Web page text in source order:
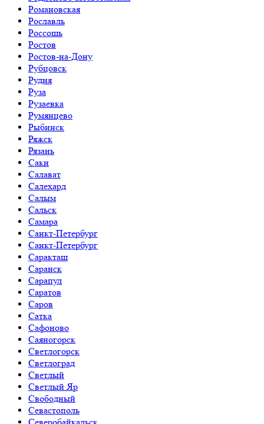
Романовская
Рославль
Россошь
Ростов
Ростов-на-Дону
Рубцовск
Рудня
Руза
Рузаевка
Румянцево
Рыбинск
Ряжск
Рязань
Саки
Салават
Салехард
Салым
Сальск
Самара
Санкт-Петербург
Санкт-Петербург
Саракташ
Саранск
Сарапул
Саратов
Саров
Сатка
Сафоново
Саяногорск
Светлогорск
Светлоград
Светлый
Светлый Яр
Свободный
Севастополь